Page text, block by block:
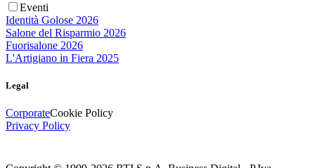
Eventi
Identità Golose 2026
Salone del Risparmio 2026
Fuorisalone 2026
L'Artigiano in Fiera 2025
Legal
CorporateCookie Policy
Privacy Policy